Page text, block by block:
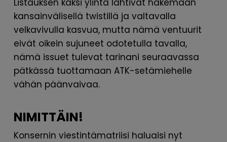
Listauksen kaksi ylintä lähtivät hakemaan
kansainvälisellä twistillä ja valtavalla
velkavivulla kasvua, mutta nämä ventuurit
eivät oikein sujuneet odotetulla tavalla,
nämä issuet tulevat tarinani seuraavassa
pätkässä tuottamaan ATK-setämiehelle
vähän päänvaivaa.
NIMITTÄIN!
Konsernin viestintämatriisi haluaisi nyt